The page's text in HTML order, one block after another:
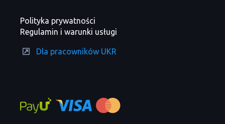
Polityka prywatności
Regulamin i warunki usługi
Dla pracowników UKR